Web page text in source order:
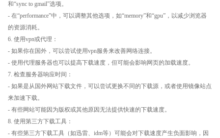
和“sync to gmail”选项。
- 在“performance”中，可以调整其他选项，如“memory”和“gpu”，以减少浏览器
的资源消耗。
6. 使用vpn或代理：
- 如果你在国外，可以尝试使用vpn服务来改善网络连接。
- 使用代理服务器也可以提高下载速度，但可能会影响网页的加载速度。
7. 检查服务器响应时间：
- 如果是从国外网站下载文件，可以尝试更换不同的下载源，或者使用镜像站点
来加速下载。
- 有些网站可能因为版权或其他原因无法提供快速的下载速度。
8. 使用第三方下载工具：
- 有些第三方下载工具（如迅雷、idm等）可能会对下载速度产生负面影响，因